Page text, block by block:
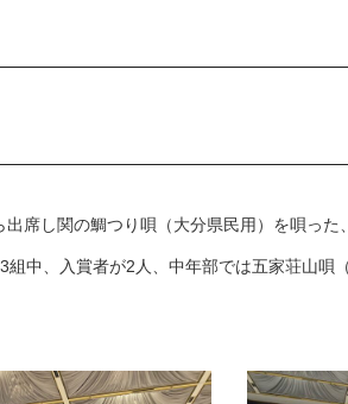
席し関の鯛つり唄（大分県民用）を唄った
中、入賞者が2人、中年部では五家荘山唄